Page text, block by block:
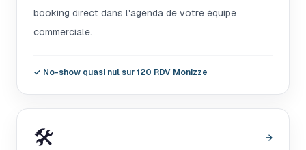
booking direct dans l'agenda de votre équipe
commerciale.
✓ No-show quasi nul sur 120 RDV Monizze
🛠️ →